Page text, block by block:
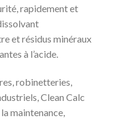
rapidement et
et résidus minéraux
à l’acide.
robinetteries,
Clean Calc
maintenance,